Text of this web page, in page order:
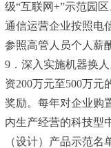
级“互联网+”示范园
通信运营企业按照电
参照高管人员个人薪
9．深入实施机器换
资200万元至500万
奖励。每年对企业购
内生产经营的科技型
（设计）产品示范